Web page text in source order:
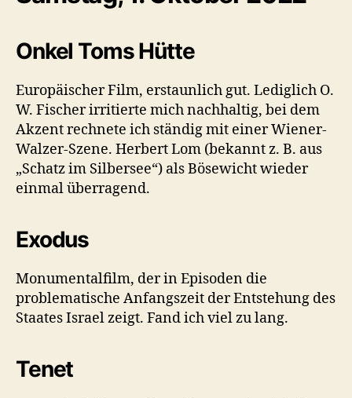
Onkel Toms Hütte
Europäischer Film, erstaunlich gut. Lediglich O.
W. Fischer irritierte mich nachhaltig, bei dem
Akzent rechnete ich ständig mit einer Wiener-
Walzer-Szene. Herbert Lom (bekannt z. B. aus
„Schatz im Silbersee“) als Bösewicht wieder
einmal überragend.
Exodus
Monumentalfilm, der in Episoden die
problematische Anfangszeit der Entstehung des
Staates Israel zeigt. Fand ich viel zu lang.
Tenet